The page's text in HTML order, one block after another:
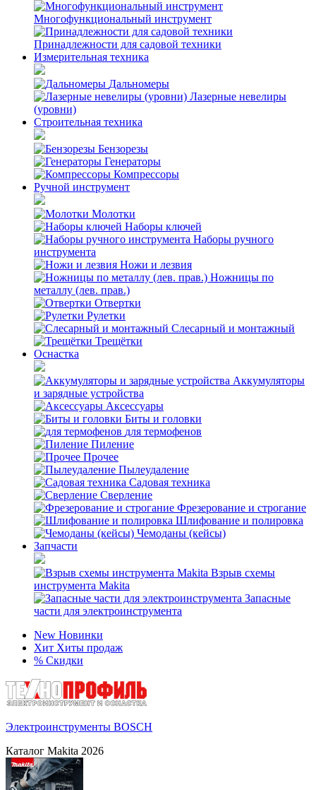
Многофункциональный инструмент
Принадлежности для садовой техники
Измерительная техника
Дальномеры
Лазерные невелиры
(уровни)
Строительная техника
Бензорезы
Генераторы
Компрессоры
Ручной инструмент
Молотки
Наборы ключей
Наборы ручного
инструмента
Ножи и лезвия
Ножницы по
металлу (лев. прав.)
Отвертки
Рулетки
Слесарный и монтажный
Трещётки
Оснастка
Аккумуляторы
и зарядные устройства
Аксессуары
Биты и головки
для термофенов
Пиление
Прочее
Пылеудаление
Садовая техника
Сверление
Фрезерование и строгание
Шлифование и полировка
Чемоданы (кейсы)
Запчасти
Взрыв схемы
инструмента Makita
Запасные
части для электроинструмента
New Новинки
Хит Хиты продаж
% Скидки
Электроинструменты BOSCH
Каталог Makita 2026